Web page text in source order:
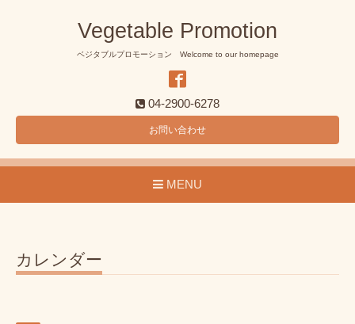
Vegetable Promotion
ベジタブルプロモーション Welcome to our homepage
04-2900-6278
お問い合わせ
MENU
カレンダー